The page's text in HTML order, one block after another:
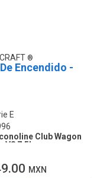
Encendido -
E
Club Wagon
V8 7.5L
MXN